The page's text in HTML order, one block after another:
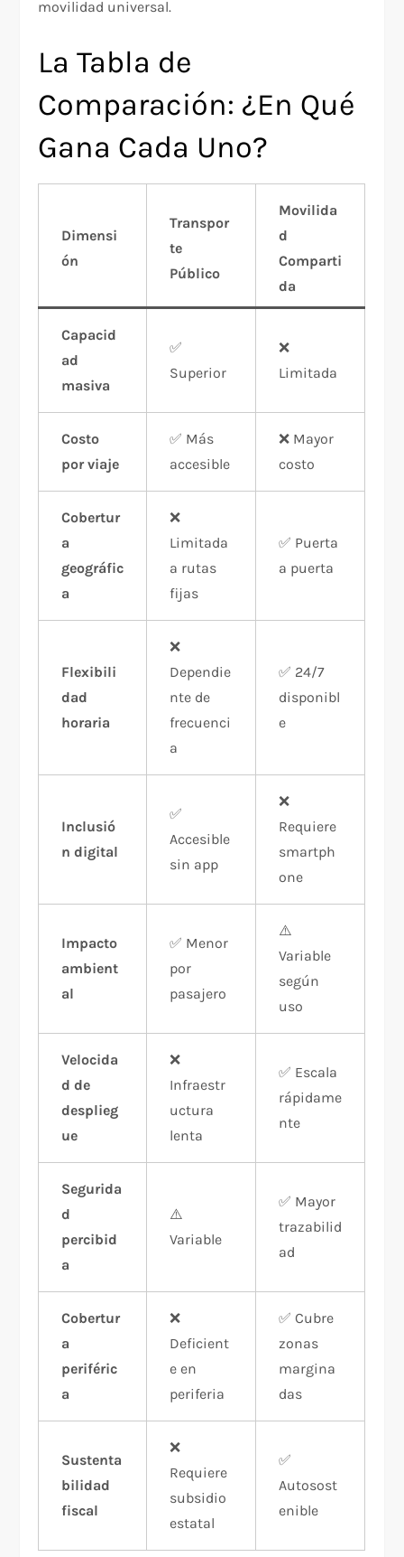
movilidad universal.
La Tabla de
Comparación: ¿En Qué
Gana Cada Uno?
Dimensi
ón
Transpor
te
Público
Movilida
d
Comparti
da
Capacid
ad
masiva
✅
Superior
❌
Limitada
Costo
por viaje
✅ Más
accesible
❌ Mayor
costo
Cobertur
a
geográfic
a
❌
Limitada
a rutas
fijas
✅ Puerta
a puerta
Flexibili
dad
horaria
❌
Dependie
nte de
frecuenci
a
✅ 24/7
disponibl
e
Inclusió
n digital
✅
Accesible
sin app
❌
Requiere
smartph
one
Impacto
ambient
al
✅ Menor
por
pasajero
⚠️
Variable
según
uso
Velocida
d de
desplieg
ue
❌
Infraestr
uctura
lenta
✅ Escala
rápidame
nte
Segurida
d
percibid
a
⚠️
Variable
✅ Mayor
trazabilid
ad
Cobertur
a
periféric
a
❌
Deficient
e en
periferia
✅ Cubre
zonas
margina
das
Sustenta
bilidad
fiscal
❌
Requiere
subsidio
estatal
✅
Autosost
enible